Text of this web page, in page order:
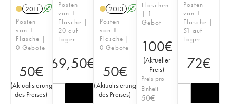
2011 A
Posten
von 1
Flasche |
0 Gebote
50€
(Aktualisierung
des Preises)
Posten
von 1
Flasche |
20 auf
Lager
69,50€
2013 A
Posten
von 1
Flasche |
0 Gebote
50€
(Aktualisierung
des Preises)
Flaschen
| 1
Gebot
100€
(Aktueller
Preis)
Preis pro
Einheit
50€
Posten
von 1
Flasche |
51 auf
Lager
72€